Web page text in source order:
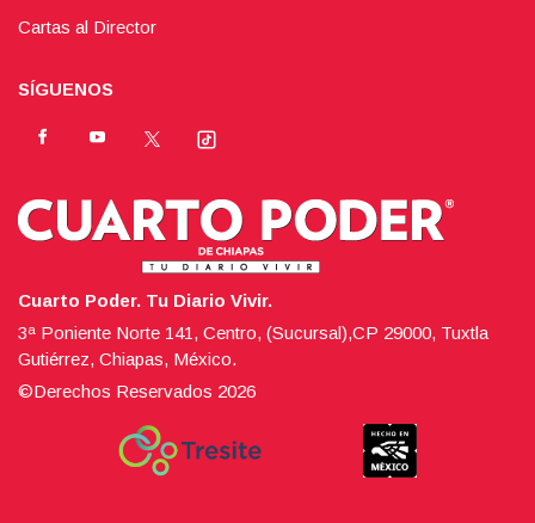
Cartas al Director
SÍGUENOS
Cuarto Poder. Tu Diario Vivir.
3ª Poniente Norte 141, Centro, (Sucursal),CP 29000, Tuxtla
Gutiérrez, Chiapas, México.
©Derechos Reservados 2026